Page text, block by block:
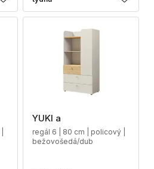
YUKI a
regál 6 | 80 cm | policový |
bežovošedá/dub